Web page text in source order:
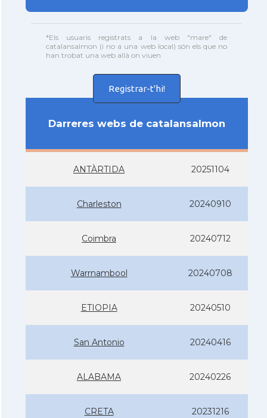
*Els usuaris registrats a la web "mare" de
catalansalmon (i no a una web local) són els que no
han trobat una web allà on viuen
Registrar-t'hi!
Darreres webs de catalansalmon
ANTÀRTIDA 20251104
Charleston 20240910
Coimbra 20240712
Warrnambool 20240708
ETIOPIA 20240510
San Antonio 20240416
ALABAMA 20240226
CRETA 20231216